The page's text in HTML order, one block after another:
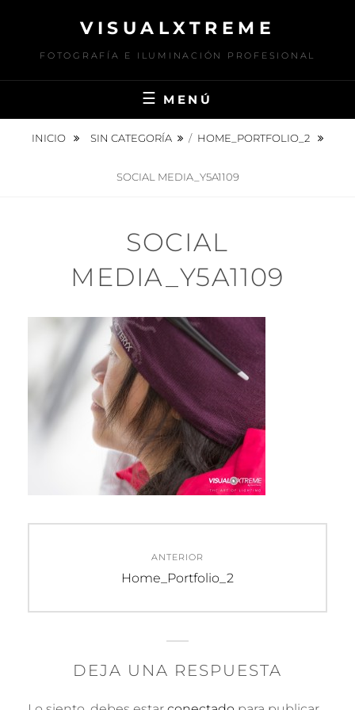
contenido
VISUALXTREME
FOTOGRAFÍA E ILUMINACIÓN PROFESIONAL
MENÚ
INICIO SIN CATEGORÍA / HOME_PORTFOLIO_2
SOCIAL MEDIA_Y5A1109
SOCIAL
MEDIA_Y5A1109
entradas
ANTERIOR
Entrada
Home_Portfolio_2
DEJA UNA RESPUESTA